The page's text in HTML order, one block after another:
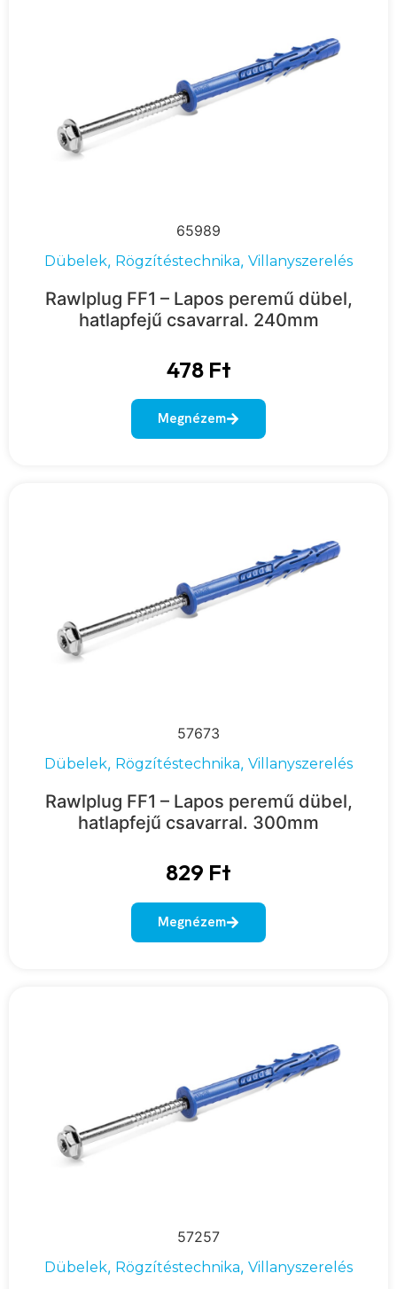
65989
Dübelek, Rögzítéstechnika, Villanyszerelés
Rawlplug FF1 – Lapos peremű dübel,
hatlapfejű csavarral. 240mm
478 Ft
Megnézem
57673
Dübelek, Rögzítéstechnika, Villanyszerelés
Rawlplug FF1 – Lapos peremű dübel,
hatlapfejű csavarral. 300mm
829 Ft
Megnézem
57257
Dübelek, Rögzítéstechnika, Villanyszerelés